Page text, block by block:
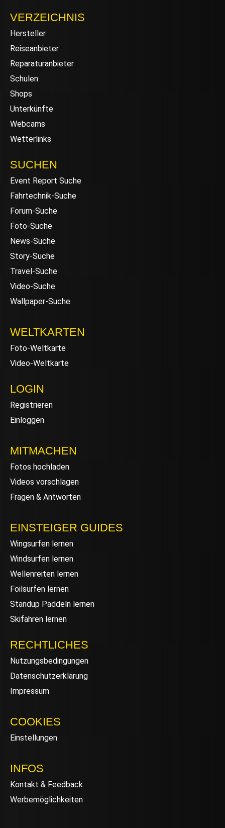
VERZEICHNIS
Hersteller
Reiseanbieter
Reparaturanbieter
Schulen
Shops
Unterkünfte
Webcams
Wetterlinks
SUCHEN
Event Report Suche
Fahrtechnik-Suche
Forum-Suche
Foto-Suche
News-Suche
Story-Suche
Travel-Suche
Video-Suche
Wallpaper-Suche
WELTKARTEN
Foto-Weltkarte
Video-Weltkarte
LOGIN
Registrieren
Einloggen
MITMACHEN
Fotos hochladen
Videos vorschlagen
Fragen & Antworten
EINSTEIGER GUIDES
Wingsurfen lernen
Windsurfen lernen
Wellenreiten lernen
Foilsurfen lernen
Standup Paddeln lernen
Skifahren lernen
RECHTLICHES
Nutzungsbedingungen
Datenschutzerklärung
Impressum
COOKIES
Einstellungen
INFOS
Kontakt & Feedback
Werbemöglichkeiten